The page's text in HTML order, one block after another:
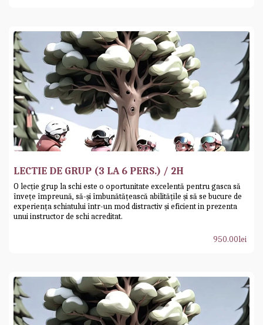
LECTIE DE GRUP (3 LA 6 PERS.) / 2H
O lecție grup la schi este o oportunitate excelentă pentru gasca să
învețe împreună, să-și îmbunătățească abilitățile și să se bucure de
experiența schiatului într-un mod distractiv și eficient in prezenta
unui instructor de schi acreditat.
950.00lei